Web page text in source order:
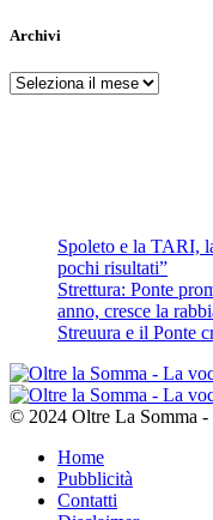
Archivi
Archivi
Spoleto e la TARI,
pochi risultati”
Strettura: Ponte
anno, cresce la
Streuura e il Ponte
© 2024 Oltre La Somma -
Home
Pubblicità
Contatti